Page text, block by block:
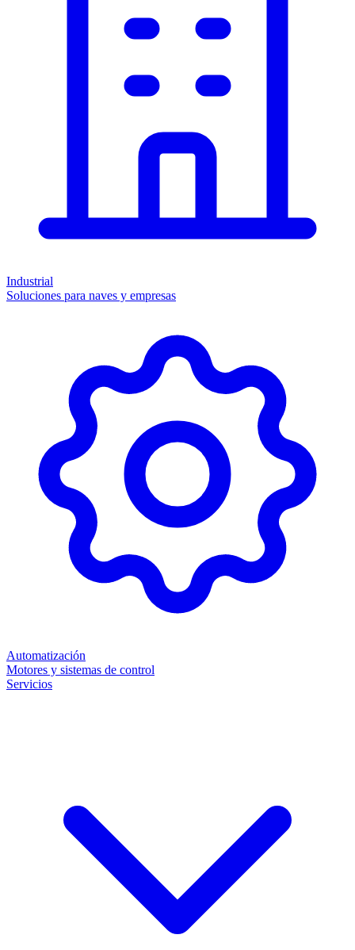
Industrial
Soluciones para naves y empresas
Automatización
Motores y sistemas de control
Servicios